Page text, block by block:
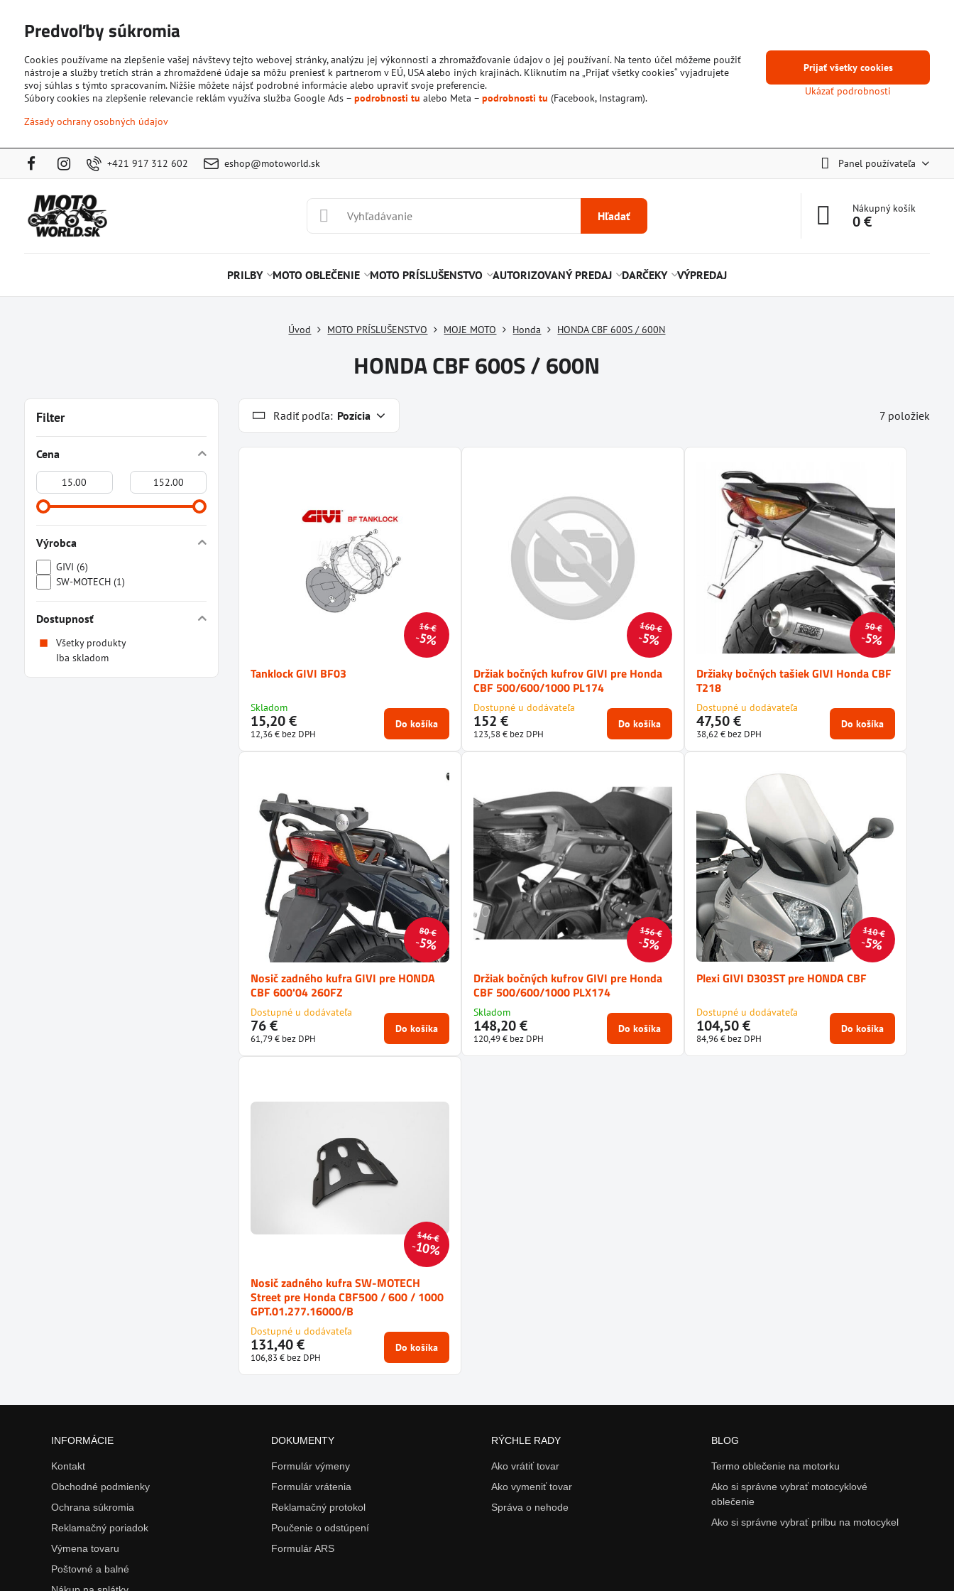
+421 917 312 602 eshop@motoworld.sk Panel používateľa
Hľadať
Nákupný košík
0 €
PRILBY MOTO OBLEČENIE MOTO PRÍSLUŠENSTVO AUTORIZOVANÝ PREDAJ DARČEKY VÝPREDAJ
Úvod MOTO PRÍSLUŠENSTVO MOJE MOTO Honda HONDA CBF 600S / 600N
HONDA CBF 600S / 600N
Radiť podľa: Pozícia 7 položiek
16 €
5%
Tanklock GIVI BF03
Skladom
15,20 €
12,36 € bez DPH
Do košíka
160 €
5%
Držiak bočných kufrov GIVI pre Honda
CBF 500/600/1000 PL174
Dostupné u dodávateľa
152 €
123,58 € bez DPH
Do košíka
50 €
5%
Držiaky bočných tašiek GIVI Honda CBF
T218
Dostupné u dodávateľa
47,50 €
38,62 € bez DPH
Do košíka
80 €
5%
Nosič zadného kufra GIVI pre HONDA
CBF 600'04 260FZ
Dostupné u dodávateľa
76 €
61,79 € bez DPH
Do košíka
156 €
5%
Držiak bočných kufrov GIVI pre Honda
CBF 500/600/1000 PLX174
Skladom
148,20 €
120,49 € bez DPH
Do košíka
110 €
5%
Plexi GIVI D303ST pre HONDA CBF
Dostupné u dodávateľa
104,50 €
84,96 € bez DPH
Do košíka
146 €
10%
Nosič zadného kufra SW-MOTECH
Street pre Honda CBF500 / 600 / 1000
GPT.01.277.16000/B
Dostupné u dodávateľa
131,40 €
106,83 € bez DPH
Do košíka
Filter
Cena
Od:
Do:
Výrobca
GIVI (6)
SW-MOTECH (1)
Dostupnosť
Všetky produkty
Iba skladom
INFORMÁCIE
Kontakt
Obchodné podmienky
Ochrana súkromia
Reklamačný poriadok
Výmena tovaru
Poštovné a balné
DOKUMENTY
Formulár výmeny
Formulár vrátenia
Reklamačný protokol
Poučenie o odstúpení
Formulár ARS
RÝCHLE RADY
Ako vrátiť tovar
Ako vymeniť tovar
Správa o nehode
BLOG
Termo oblečenie na motorku
Ako si správne vybrať motocyklové
oblečenie
Ako si správne vybrať prilbu na motocykel
Predvoľby súkromia
Cookies používame na zlepšenie vašej návštevy tejto webovej stránky, analýzu jej výkonnosti a zhromažďovanie údajov o jej používaní. Na tento účel môžeme použiť
nástroje a služby tretích strán a zhromaždené údaje sa môžu preniesť k partnerom v EÚ, USA alebo iných krajinách. Kliknutím na „Prijať všetky cookies“ vyjadrujete
svoj súhlas s týmto spracovaním. Nižšie môžete nájsť podrobné informácie alebo upraviť svoje preferencie.
Súbory cookies na zlepšenie relevancie reklám využíva služba Google Ads – podrobnosti tu alebo Meta – podrobnosti tu (Facebook, Instagram).
Zásady ochrany osobných údajov
Ukázať podrobnosti
Prijať všetky cookies